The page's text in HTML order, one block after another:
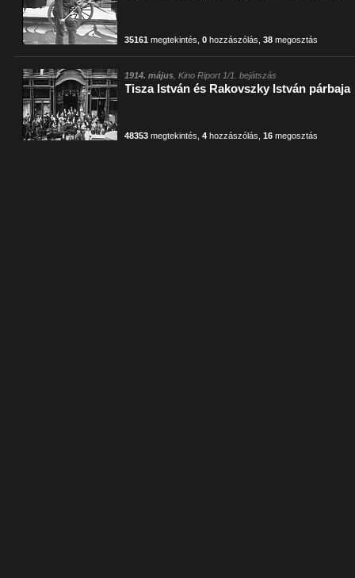
35161 megtekintés ,0 hozzászólás ,38 megosztás
1914. május , Kino Riport 1/1. bejátszás
Tisza István és Rakovszky István párbaja
48353 megtekintés ,4 hozzászólás ,16 megosztás